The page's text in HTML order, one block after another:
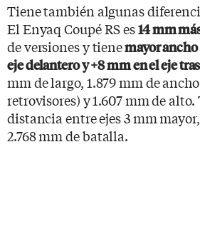
Tiene también algunas
El Enyaq Coupé RS es14 mm
de versiones y tienemayor ancho
eje delantero y +8 mm en el eje
mm de largo, 1.879 mm de
retrovisores) y 1.607 mm de
distancia entre ejes 3 mm
2.768 mm de batalla.